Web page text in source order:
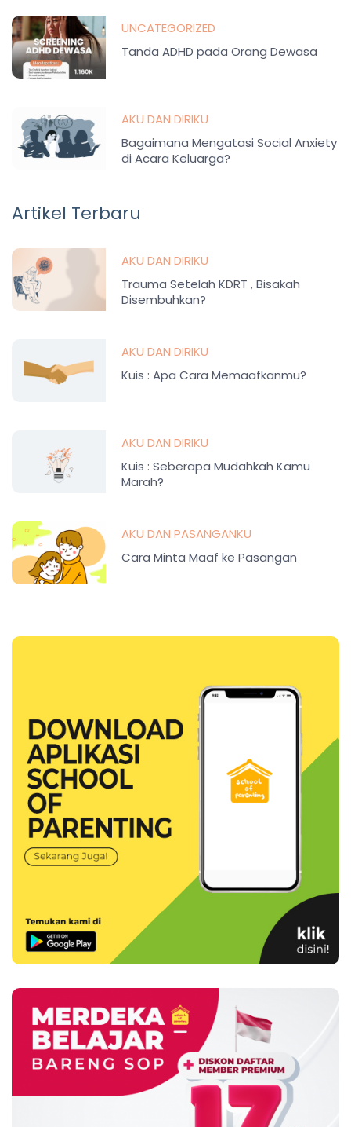
UNCATEGORIZED
Tanda ADHD pada Orang Dewasa
AKU DAN DIRIKU
Bagaimana Mengatasi Social Anxiety
di Acara Keluarga?
Artikel Terbaru
AKU DAN DIRIKU
Trauma Setelah KDRT , Bisakah
Disembuhkan?
AKU DAN DIRIKU
Kuis : Apa Cara Memaafkanmu?
AKU DAN DIRIKU
Kuis : Seberapa Mudahkah Kamu
Marah?
AKU DAN PASANGANKU
Cara Minta Maaf ke Pasangan